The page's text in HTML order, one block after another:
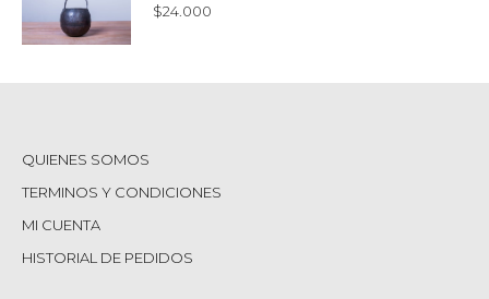
$24.000
QUIENES SOMOS
TERMINOS Y CONDICIONES
MI CUENTA
HISTORIAL DE PEDIDOS